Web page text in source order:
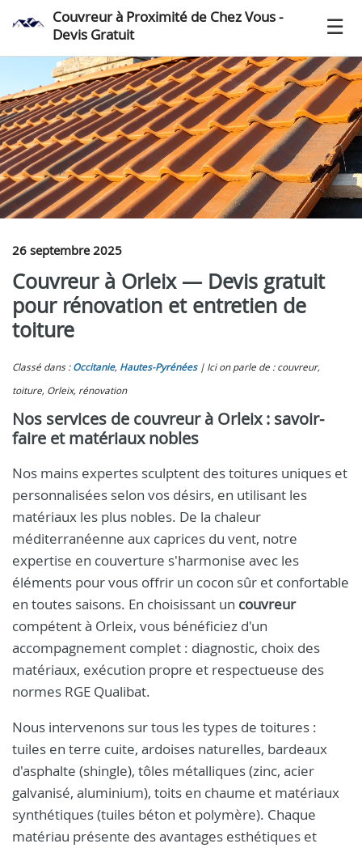
Couvreur à Proximité de Chez Vous -
Devis Gratuit
26 septembre 2025
Couvreur à Orleix — Devis gratuit
pour rénovation et entretien de
toiture
Classé dans : Occitanie, Hautes-Pyrénées
Ici on parle de : couvreur,
toiture, Orleix, rénovation
Nos services de couvreur à Orleix : savoir-
faire et matériaux nobles
Nos mains expertes sculptent des toitures uniques et
personnalisées selon vos désirs, en utilisant les
matériaux les plus nobles. De la chaleur
méditerranéenne aux caprices du vent, notre
expertise en couverture s'harmonise avec les
éléments pour vous offrir un cocon sûr et confortable
en toutes saisons. En choisissant un couvreur
compétent à Orleix, vous bénéficiez d'un
accompagnement complet : diagnostic, choix des
matériaux, exécution propre et respectueuse des
normes RGE Qualibat.
Nous intervenons sur tous les types de toitures :
tuiles en terre cuite, ardoises naturelles, bardeaux
d'asphalte (shingle), tôles métalliques (zinc, acier
galvanisé, aluminium), toits en chaume et matériaux
synthétiques (tuiles béton et polymère). Chaque
matériau présente des avantages esthétiques et